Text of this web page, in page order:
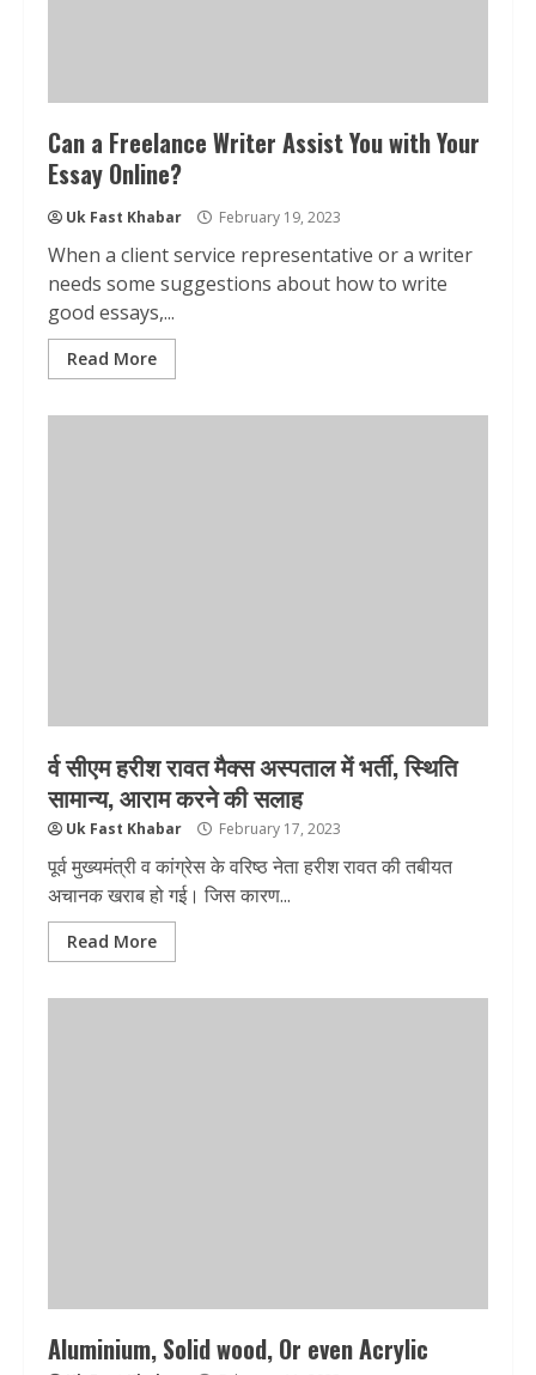
Can a Freelance Writer Assist You with Your
Essay Online?
Uk Fast Khabar February 19, 2023
When a client service representative or a writer
needs some suggestions about how to write
good essays,...
Read More
र्व सीएम हरीश रावत मैक्स अस्पताल में भर्ती, स्थिति
सामान्य, आराम करने की सलाह
Uk Fast Khabar February 17, 2023
पूर्व मुख्यमंत्री व कांग्रेस के वरिष्ठ नेता हरीश रावत की तबीयत
अचानक खराब हो गई। जिस कारण...
Read More
Aluminium, Solid wood, Or even Acrylic